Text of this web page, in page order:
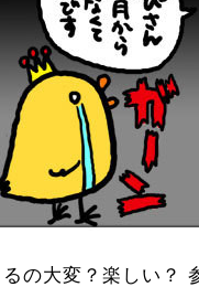
の大変？楽しい？